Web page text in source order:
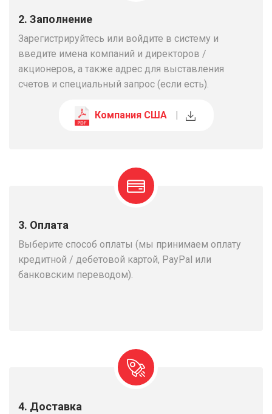
2. Заполнение
Зарегистрируйтесь или войдите в систему и
введите имена компаний и директоров /
акционеров, а также адрес для выставления
счетов и специальный запрос (если есть).
Компания США |
3. Оплата
Выберите способ оплаты (мы принимаем оплату
кредитной / дебетовой картой, PayPal или
банковским переводом).
4. Доставка